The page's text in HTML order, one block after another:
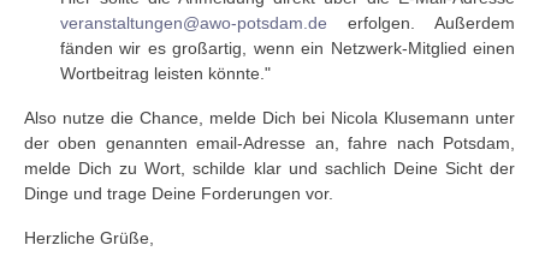
veranstaltungen@awo-potsdam.de erfolgen. Außerdem
fänden wir es großartig, wenn ein Netzwerk-Mitglied einen
Wortbeitrag leisten könnte."
Also nutze die Chance, melde Dich bei Nicola Klusemann unter
der oben genannten email-Adresse an, fahre nach Potsdam,
melde Dich zu Wort, schilde klar und sachlich Deine Sicht der
Dinge und trage Deine Forderungen vor.
Herzliche Grüße,